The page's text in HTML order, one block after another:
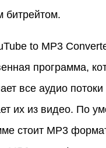
битрейтом.
to MP3
программа,
все аудио
их из видео. По
стоит MP3